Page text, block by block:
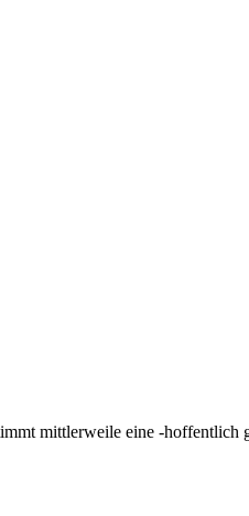
mittlerweile eine -hoffentlich